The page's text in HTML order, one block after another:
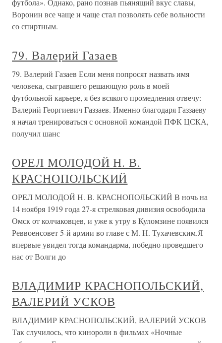
футбола». Однако, рано познав пьянящий вкус славы,
Воронин все чаще и чаще стал позволять себе вольности
со спиртным.
79. Валерий Газаев
79. Валерий Газаев Если меня попросят назвать имя
человека, сыгравшего решающую роль в моей
футбольной карьере, я без всякого промедления отвечу:
Валерий Георгиевич Газзаев. Именно благодаря Газзаеву
я начал тренироваться с основной командой ПФК ЦСКА,
получил шанс
ОРЕЛ МОЛОДОЙ Н. В.
КРАСНОПОЛЬСКИЙ
ОРЕЛ МОЛОДОЙ Н. В. КРАСНОПОЛЬСКИЙ В ночь на
14 ноября 1919 года 27-я стрелковая дивизия освободила
Омск от колчаковцев, и уже к утру в Куломзине появился
Реввоенсовет 5-й армии во главе с М. Н. Тухачевским.Я
впервые увидел тогда командарма, победно проведшего
нас от Волги до
ВЛАДИМИР КРАСНОПОЛЬСКИЙ,
ВАЛЕРИЙ УСКОВ
ВЛАДИМИР КРАСНОПОЛЬСКИЙ, ВАЛЕРИЙ УСКОВ
Так случилось, что кинороли в фильмах «Ночные